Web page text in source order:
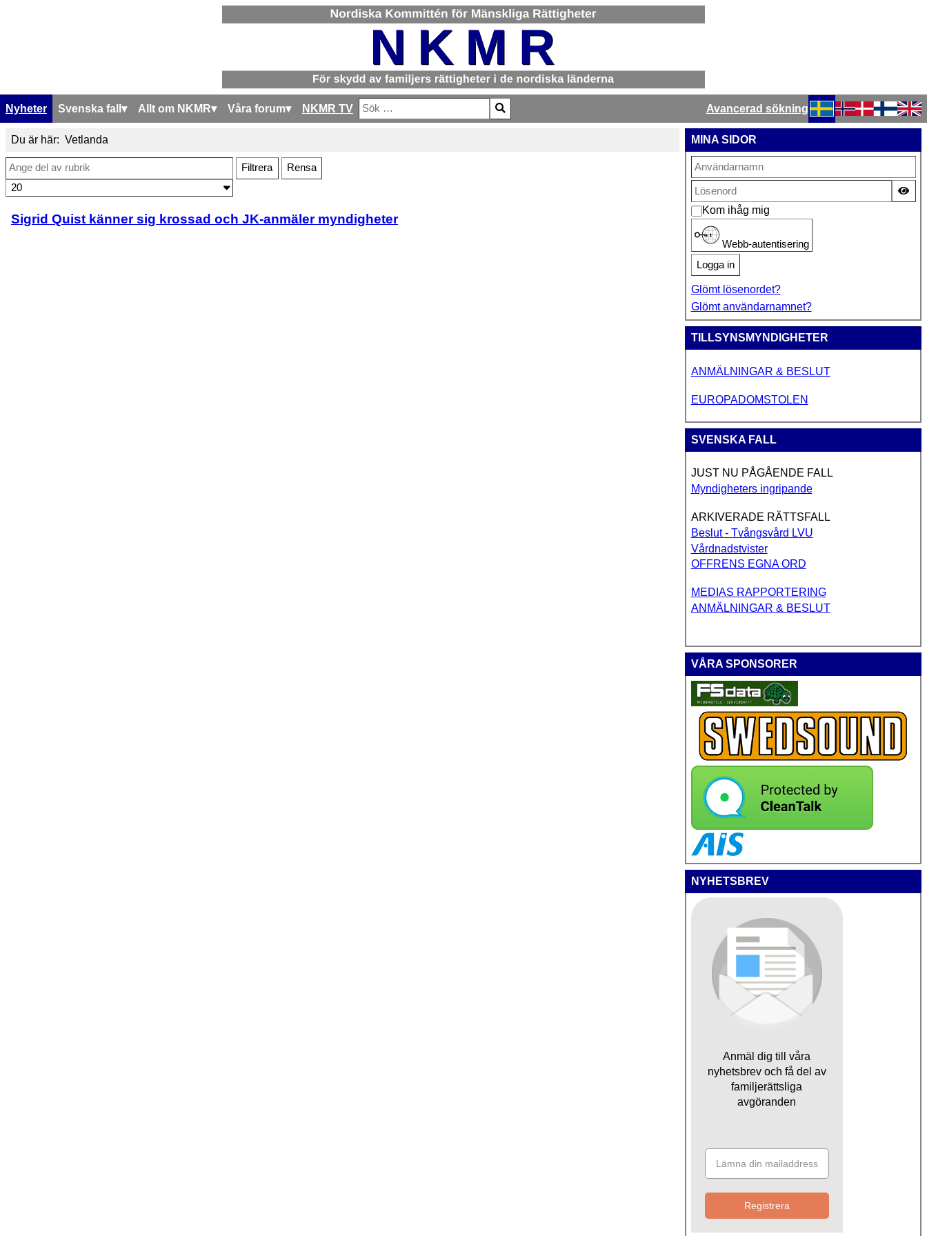
Nyheter Svenska fall Allt om NKMR Våra forum NKMR TV
Sök
Type 2 or more characters for results.
Avancerad sökning
Välj ditt språk
Du är här: Vetlanda
Ange del av rubrik Filtrera Rensa
Visa #
Sigrid Quist känner sig krossad och JK-anmäler myndigheter
MINA SIDOR
Kom ihåg mig
Webb-autentisering
Logga in
Glömt lösenordet?
Glömt användarnamnet?
TILLSYNSMYNDIGHETER
ANMÄLNINGAR & BESLUT
EUROPADOMSTOLEN
SVENSKA FALL
JUST NU PÅGÅENDE FALL
Myndigheters ingripande
ARKIVERADE RÄTTSFALL
Beslut - Tvångsvård LVU
Vårdnadstvister
OFFRENS EGNA ORD
MEDIAS RAPPORTERING
ANMÄLNINGAR & BESLUT
VÅRA SPONSORER
NYHETSBREV
Anmäl dig till våra
nyhetsbrev och få del av
familjerättsliga
avgöranden
Registrera